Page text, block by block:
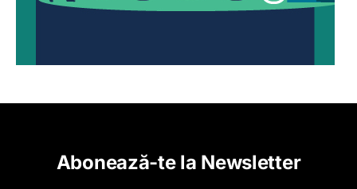
Abonează-te la Newsletter